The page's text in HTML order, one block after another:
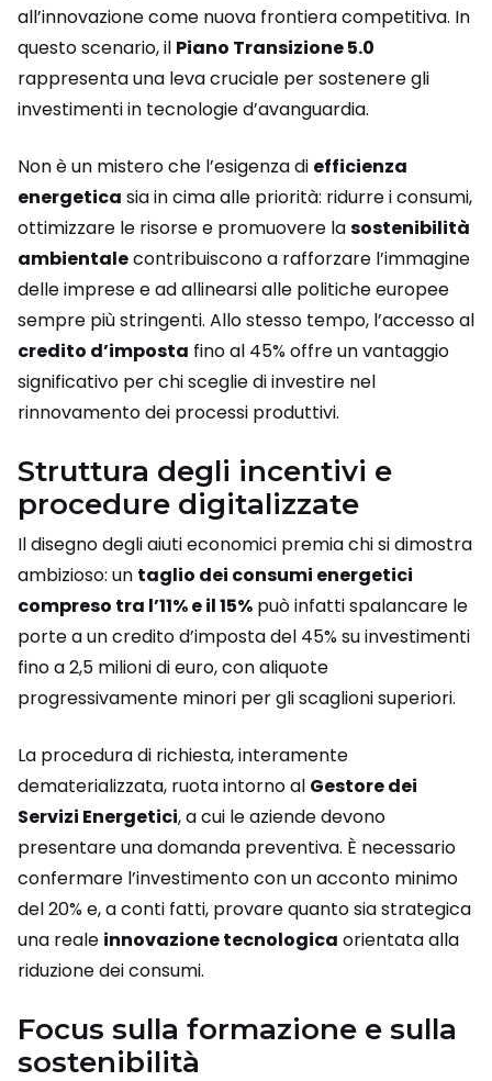
all’innovazione come nuova frontiera competitiva. In
questo scenario, il Piano Transizione 5.0
rappresenta una leva cruciale per sostenere gli
investimenti in tecnologie d’avanguardia.
Non è un mistero che l’esigenza di efficienza
energetica sia in cima alle priorità: ridurre i consumi,
ottimizzare le risorse e promuovere lasostenibilità
ambientalecontribuiscono a rafforzare l’immagine
delle imprese e ad allinearsi alle politiche europee
sempre più stringenti. Allo stesso tempo, l’accesso al
credito d’imposta fino al 45% offre un vantaggio
significativo per chi sceglie di investire nel
rinnovamento dei processi produttivi.
Struttura degli incentivi e
procedure digitalizzate
Il disegno degli aiuti economici premia chi si dimostra
ambizioso: un taglio dei consumi energetici
compreso tra l’11% e il 15% può infatti spalancare le
porte a un credito d’imposta del 45% su investimenti
fino a 2,5 milioni di euro, con aliquote
progressivamente minori per gli scaglioni superiori.
La procedura di richiesta, interamente
dematerializzata, ruota intorno al Gestore dei
Servizi Energetici, a cui le aziende devono
presentare una domanda preventiva. È necessario
confermare l’investimento con un acconto minimo
del 20% e, a conti fatti, provare quanto sia strategica
una reale innovazione tecnologica orientata alla
riduzione dei consumi.
Focus sulla formazione e sulla
sostenibilità